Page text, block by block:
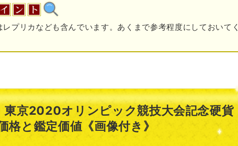
プリカなども含んでいます。あくまで参考程度にしておいてく
東京2020オリンピック競技大会記念硬貨
格と鑑定価値《画像付き》